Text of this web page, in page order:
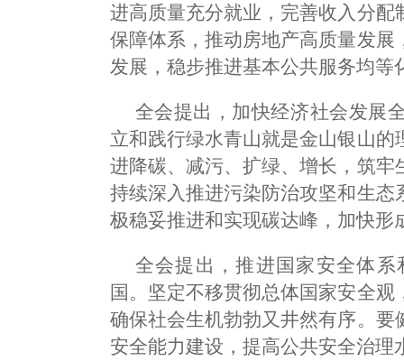
进高质量充分就业，完善收入分
保障体系，推动房地产高质量发
发展，稳步推进基本公共服务均等
全会提出，加快经济社会发展
立和践行绿水青山就是金山银山
进降碳、减污、扩绿、增长，筑
持续深入推进污染防治攻坚和生
极稳妥推进和实现碳达峰，加快形
全会提出，推进国家安全体
国。坚定不移贯彻总体国家安全
确保社会生机勃勃又井然有序。
安全能力建设，提高公共安全治理